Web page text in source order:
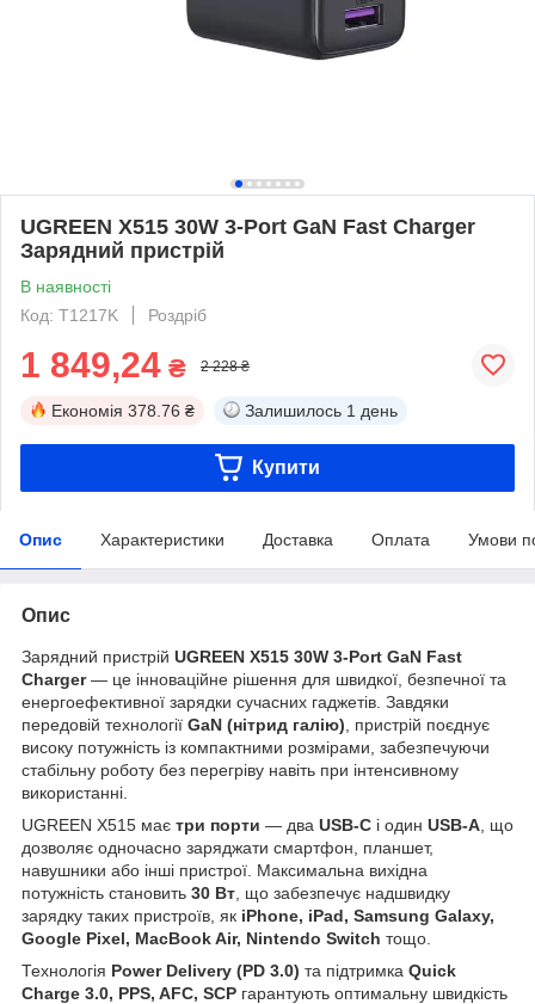
UGREEN X515 30W 3-Port GaN Fast Charger
Зарядний пристрій
В наявності
Код: T1217K
Роздріб
1 849,24 ₴ 2 228 ₴
Економія 378.76 ₴ Залишилось 1 день
Купити
Опис Характеристики Доставка Оплата Умови
Опис
Зарядний пристрій UGREEN X515 30W 3-Port GaN Fast
Charger— це інноваційне рішення для швидкої, безпечної та
енергоефективної зарядки сучасних гаджетів. Завдяки
передовій технології GaN (нітрид галію) , пристрій поєднує
високу потужність із компактними розмірами, забезпечуючи
стабільну роботу без перегріву навіть при інтенсивному
використанні.
UGREEN X515 має три порти — два USB-C і один USB-A , що
дозволяє одночасно заряджати смартфон, планшет,
навушники або інші пристрої. Максимальна вихідна
потужність становить 30 Вт , що забезпечує надшвидку
зарядку таких пристроїв, як iPhone, iPad, Samsung Galaxy,
Google Pixel, MacBook Air, Nintendo Switch тощо.
Технологія Power Delivery (PD 3.0) та підтримка Quick
Charge 3.0, PPS, AFC, SCP гарантують оптимальну швидкість